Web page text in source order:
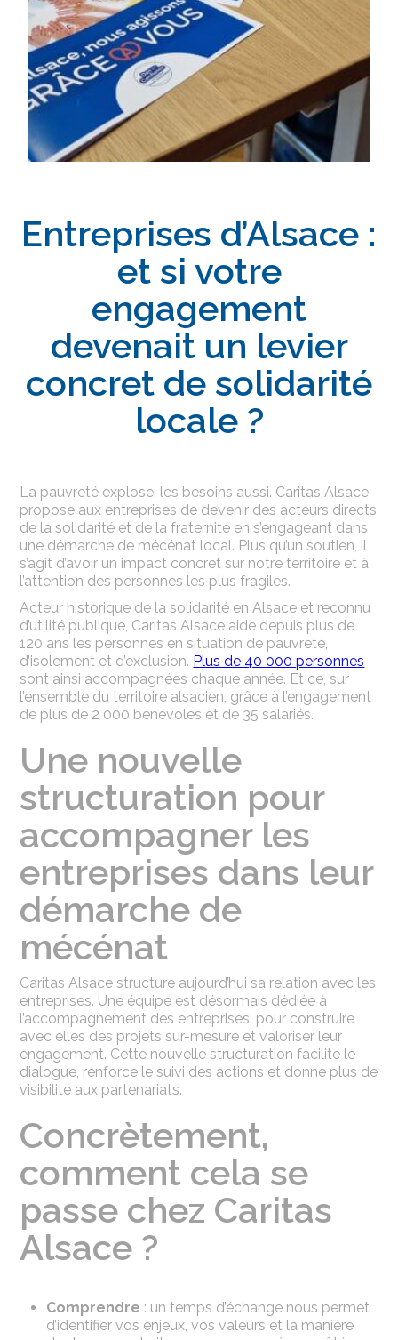
Entreprises d’Alsace :
et si votre
engagement
devenait un levier
concret de solidarité
locale ?
La pauvreté explose, les besoins aussi. Caritas Alsace
propose aux entreprises de devenir des acteurs directs
de la solidarité et de la fraternité en s’engageant dans
une démarche de mécénat local. Plus qu’un soutien, il
s’agit d’avoir un impact concret sur notre territoire et à
l’attention des personnes les plus fragiles.
Acteur historique de la solidarité en Alsace et reconnu
d’utilité publique, Caritas Alsace aide depuis plus de
120 ans les personnes en situation de pauvreté,
d’isolement et d’exclusion. Plus de 40 000 personnes
sont ainsi accompagnées chaque année. Et ce, sur
l’ensemble du territoire alsacien, grâce à l’engagement
de plus de 2 000 bénévoles et de 35 salariés.
Une nouvelle
structuration pour
accompagner les
entreprises dans leur
démarche de
mécénat
Caritas Alsace structure aujourd’hui sa relation avec les
entreprises. Une équipe est désormais dédiée à
l’accompagnement des entreprises, pour construire
avec elles des projets sur-mesure et valoriser leur
engagement. Cette nouvelle structuration facilite le
dialogue, renforce le suivi des actions et donne plus de
visibilité aux partenariats.
Concrètement,
comment cela se
passe chez Caritas
Alsace ?
Comprendre : un temps d’échange nous permet
d’identifier vos enjeux, vos valeurs et la manière